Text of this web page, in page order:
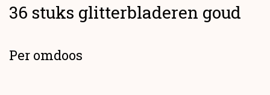
36 stuks glitterbladeren goud
Per omdoos